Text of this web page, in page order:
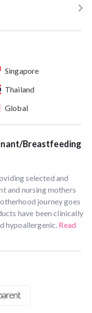
Singapore
Thailand
Global
Breastfeeding
selected and
and nursing mothers
journey goes
have been clinically
hypoallergenic. Read